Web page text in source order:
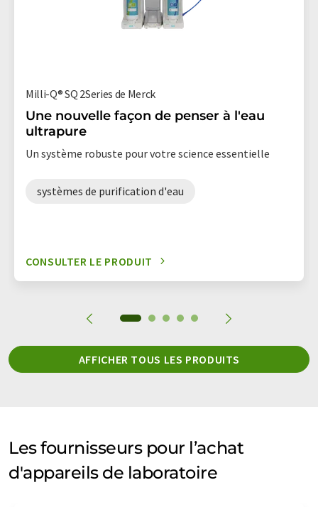
Milli-Q® SQ 2Series de Merck
Une nouvelle façon de penser à l'eau
ultrapure
Un système robuste pour votre science essentielle
systèmes de purification d'eau
CONSULTER LE PRODUIT
AFFICHER TOUS LES PRODUITS
Les fournisseurs pour l’achat
d'appareils de laboratoire